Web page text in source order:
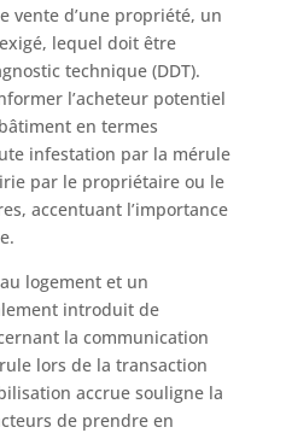
vente d’une propriété, un
lequel doit être
technique (DDT).
l’acheteur potentiel
en termes
infestation par la mérule
par le propriétaire ou le
accentuant l’importance
au logement et un
introduit de
la communication
lors de la transaction
accrue souligne la
de prendre en